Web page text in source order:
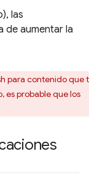
las
de aumentar la
para contenido que
es probable que los